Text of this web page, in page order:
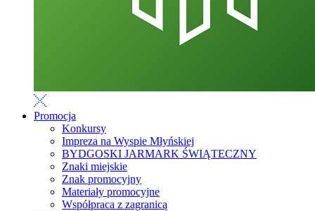
Promocja
Konkursy
Impreza na Wyspie Młyńskiej
BYDGOSKI JARMARK ŚWIĄTECZNY
Znaki miejskie
Znak promocyjny
Materiały promocyjne
Współpraca z zagranicą